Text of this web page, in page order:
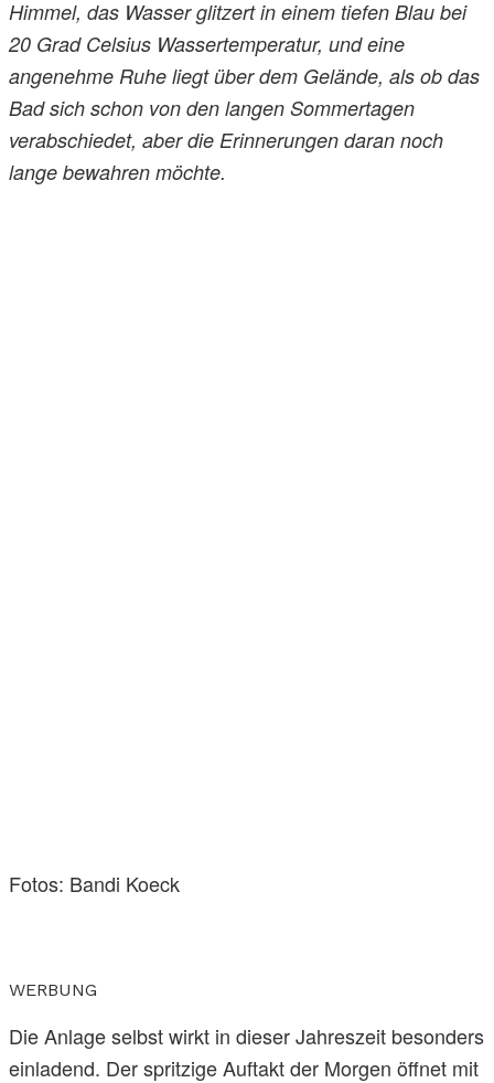
Himmel, das Wasser glitzert in einem tiefen Blau bei
20 Grad Celsius Wassertemperatur, und eine
angenehme Ruhe liegt über dem Gelände, als ob das
Bad sich schon von den langen Sommertagen
verabschiedet, aber die Erinnerungen daran noch
lange bewahren möchte.
Fotos: Bandi Koeck
WERBUNG
Die Anlage selbst wirkt in dieser Jahreszeit besonders
einladend. Der spritzige Auftakt der Morgen öffnet mit